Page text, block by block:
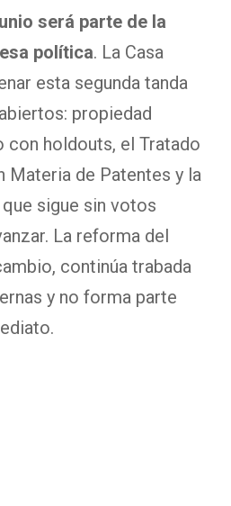
será parte de la
política. La Casa
esta segunda tanda
propiedad
con holdouts, el Tratado
Materia de Patentes y la
sigue sin votos
La reforma del
continúa trabada
y no forma parte